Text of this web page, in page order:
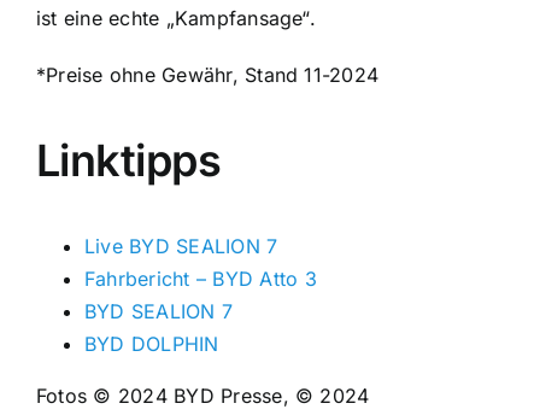
ist eine echte „Kampfansage“.
*Preise ohne Gewähr, Stand 11-2024
Linktipps
Live BYD SEALION 7
Fahrbericht – BYD Atto 3
BYD SEALION 7
BYD DOLPHIN
Fotos © 2024 BYD Presse, © 2024